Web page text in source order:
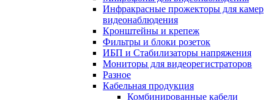
Инфракрасные прожекторы для камер
видеонаблюдения
Кронштейны и крепеж
Фильтры и блоки розеток
ИБП и Стабилизаторы напряжения
Мониторы для видеорегистраторов
Разное
Кабельная продукция
Комбинированные кабели